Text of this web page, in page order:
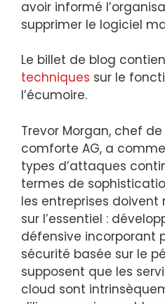
avoir informé
supprimer le logiciel
Le billet de blog
techniques sur le
l’écumoire.
Trevor Morgan, chef
comforte AG, a
types d’attaques
termes de
les entreprises
sur l’essentiel :
défensive incorporant
sécurité basée sur le
supposent que les
cloud sont